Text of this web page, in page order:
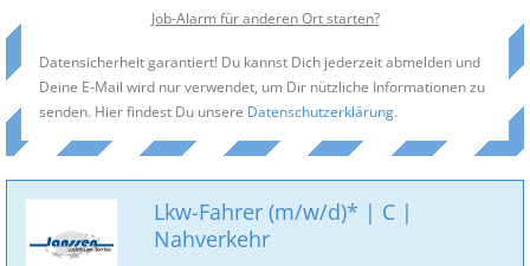
Job-Alarm für anderen Ort starten?
Datensicherheit garantiert! Du kannst Dich jederzeit abmelden und
Deine E-Mail wird nur verwendet, um Dir nützliche Informationen zu
senden. Hier findest Du unsere Datenschutzerklärung.
Lkw-Fahrer (m/w/d)* | C |
Nahverkehr